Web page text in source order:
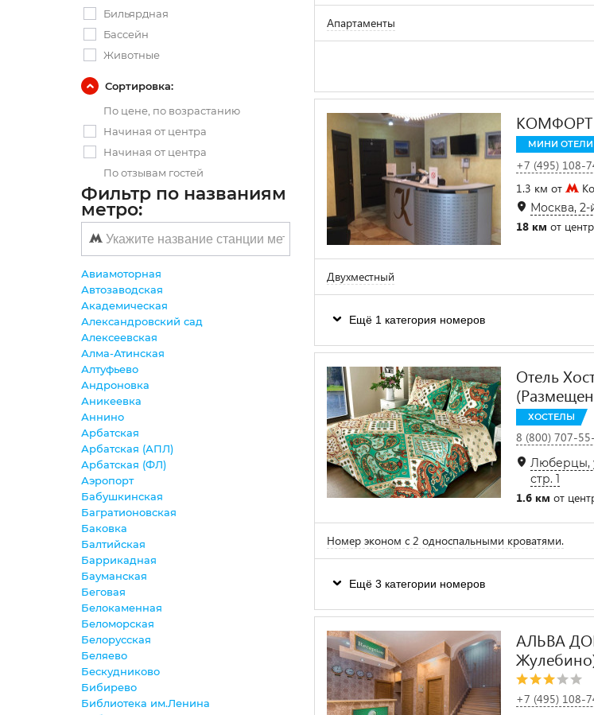
Апартаменты
КОМФОРТ
МИНИ ОТЕЛИ
+7 (495) 108-
1.3 км от
Москва,
18 км от
Двухместный
Ещё 1 категория номеров
Отель
ХОСТЕЛЫ
8 (800) 707-
Люберцы,
стр. 1
1.6 км от
Номер эконом с 2 односпальными кроватями.
Ещё 3 категории номеров
АЛЬВА
+7 (495) 108-
Бильярдная
Бассейн
Животные
Сортировка:
По цене, по возрастанию
Начиная от центра
Начиная от центра
По отзывам гостей
Фильтр по названиям
метро:
Авиамоторная
Автозаводская
Академическая
Александровский сад
Алексеевская
Алма-Атинская
Алтуфьево
Андроновка
Аникеевка
Аннино
Арбатская
Арбатская (АПЛ)
Арбатская (ФЛ)
Аэропорт
Бабушкинская
Багратионовская
Баковка
Балтийская
Баррикадная
Бауманская
Беговая
Белокаменная
Беломорская
Белорусская
Беляево
Бескудниково
Бибирево
Библиотека им.Ленина